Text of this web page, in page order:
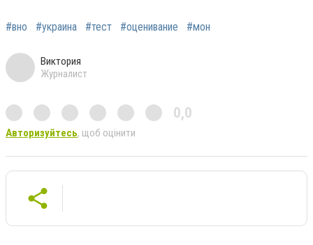
#вно #украина #тест #оценивание #мон
Виктория
Журналист
0,0
Авторизуйтесь, щоб оцінити